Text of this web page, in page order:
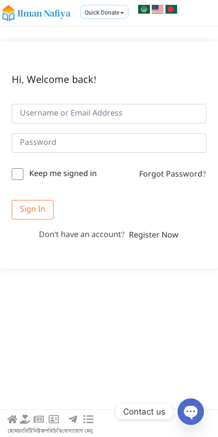
Ilman Nafiya Quick Donate
Hi, Welcome back!
Keep me signed in Forgot Password?
Sign In
Don't have an account? Register Now
হোমচ্যারিটিনিউজপরিচিতিযোগাযোগ মেনু
Contact us